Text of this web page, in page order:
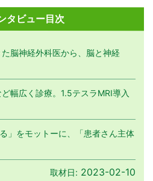
タビュー目次
脳神経外科医から、脳と神経
幅広く診療。1.5テスラMRI導入
る」をモットーに、「患者さん主体
取材日: 2023-02-10